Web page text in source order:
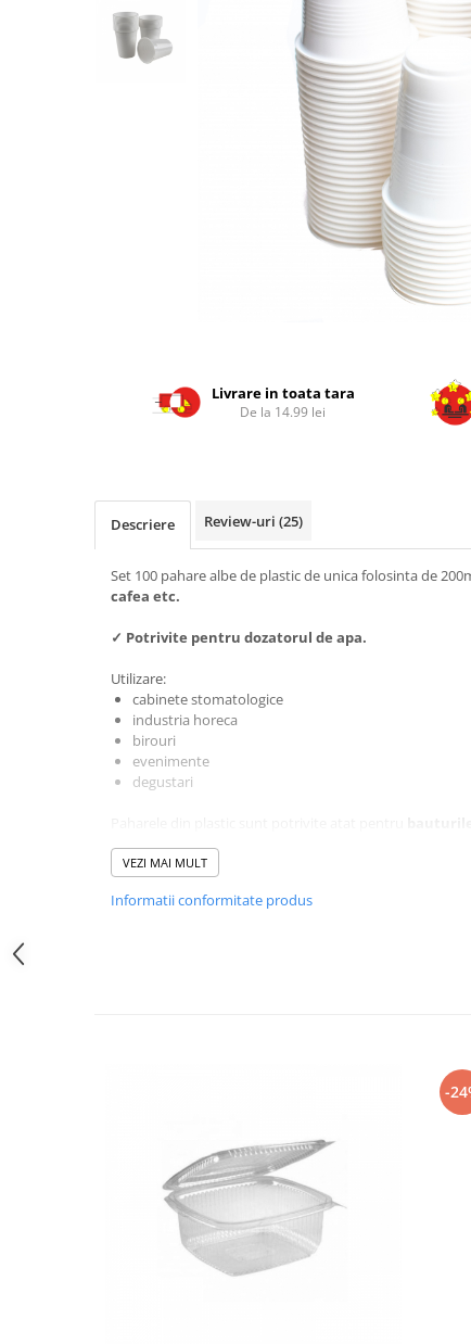
Intretinere masina de spalat
Insecticide si Capcane
Livrare in toata tara
De la 14.99 lei
Descriere Review-uri (25)
Set 100 pahare albe de plastic de unica folosinta de
cafea etc.
✓ Potrivite pentru dozatorul de apa.
Utilizare:
cabinete stomatologice
industria horeca
birouri
evenimente
degustari
calde.
Realizate din plastic rezistent ce nu se topeste la
Comanda ACUM pahare ieftine de unica folosinta de la
VEZI MAI MULT
Informatii conformitate produs
-